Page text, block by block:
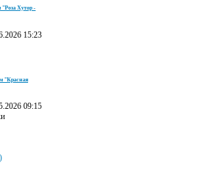
Хутор -
15:23
"Красная
09:15